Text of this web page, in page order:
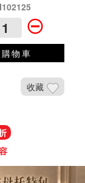
物車
收藏